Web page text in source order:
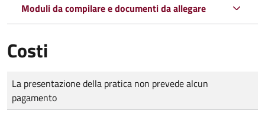
Moduli da compilare e documenti da allegare
Costi
Tipo di pagamento
Importo
La presentazione della pratica non prevede alcun
pagamento